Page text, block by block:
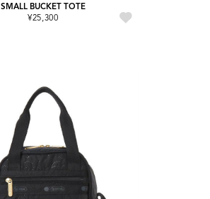
SMALL BUCKET TOTE
¥25,300